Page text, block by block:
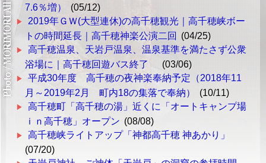
7.6％増）
(05/12)
2019年ＧＷ(大型連休)の高千穂観光｜高千穂峡ボー
トの時間延長｜高千穂神楽公演二回
(04/25)
高千穂温泉、天岩戸温泉、温泉基準を満たさず公衆
浴場に｜高千穂回遊バス終了
(03/06)
平成30年度 高千穂の夜神楽奉納予定（2018年11
月～2019年2月 町内18の集落で奉納）
(10/11)
高千穂町「高千穂の湯」近くに「オートキャンプ場
ｉｎ高千穂」オープン (08/08)
高千穂峡ライトアップ「神都高千穂 神あかり」
(07/20)